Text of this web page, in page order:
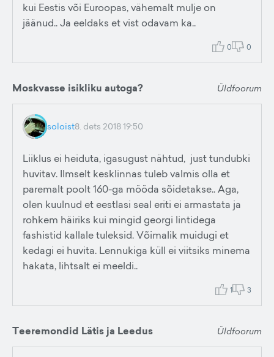
kui Eestis või Euroopas, vähemalt mulje on
jäänud.. Ja eeldaks et vist odavam ka..
0 0
Moskvasse isikliku autoga? Üldfoorum
soloist8. dets 2018 19:50
Liiklus ei heiduta, igasugust nähtud, just tundubki
huvitav. Ilmselt kesklinnas tuleb valmis olla et
paremalt poolt 160-ga mööda sõidetakse.. Aga,
olen kuulnud et eestlasi seal eriti ei armastata ja
rohkem häiriks kui mingid georgi lintidega
fashistid kallale tuleksid. Võimalik muidugi et
kedagi ei huvita. Lennukiga küll ei viitsiks minema
hakata, lihtsalt ei meeldi..
1 3
Teeremondid Lätis ja Leedus Üldfoorum